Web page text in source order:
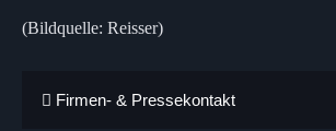
(Bildquelle: Reisser)
Firmen- & Pressekontakt